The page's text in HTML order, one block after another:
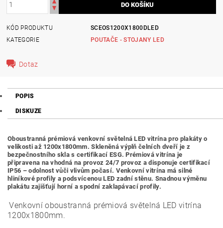
KÓD PRODUKTU
SCEOS1200X1800DLED
KATEGORIE
POUTAČE - STOJANY LED
Dotaz
POPIS
DISKUZE
Oboustranná prémiová venkovní světelná LED vitrína pro plakáty o
velikosti až 1200x1800mm. Skleněná výplň čelních dveří je z
bezpečnostního skla s certifikací ESG. Prémiová vitrína je
připravena na vhodná na provoz 24/7 provoz a disponuje certifikací
IP56 – odolnost vůči vlivům počasí. Venkovní vitrína má silné
hliníkové profily a podsvícenou LED zadní stěnu. Snadnou výměnu
plakátu zajišťují horní a spodní zaklapávací profily.
Venkovní oboustranná prémiová světelná LED vitrína
1200x1800mm.